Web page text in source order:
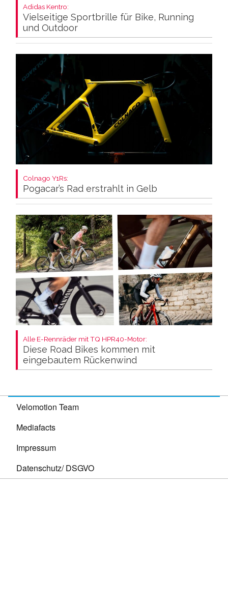
Adidas Kentro:
Vielseitige Sportbrille für Bike, Running
und Outdoor
Colnago Y1Rs:
Pogacar’s Rad erstrahlt in Gelb
Alle E-Rennräder mit TQ HPR40-Motor:
Diese Road Bikes kommen mit
eingebautem Rückenwind
Velomotion Team
Mediafacts
Impressum
Datenschutz/ DSGVO